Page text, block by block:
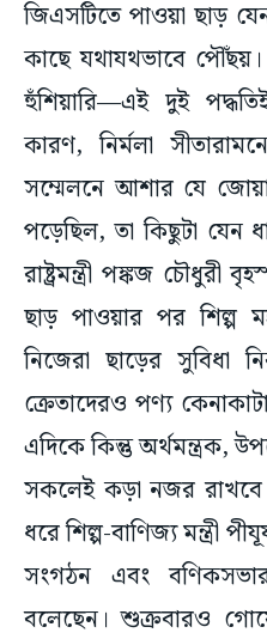
জিএসটিতে পাওয়া ছাড়
কাছে যথাযথভাবে
হুঁশিয়ারি—এই দুই
কারণ, নির্মলা
সম্মেলনে আশার যে
পড়েছিল, তা কিছুটা যেন
রাষ্ট্রমন্ত্রী পঙ্কজ চৌধুরী
ছাড় পাওয়ার পর শিল্প
নিজেরা ছাড়ের সুবিধা
ক্রেতাদেরও পণ্য
এদিকে কিন্তু অর্থমন্ত্রক,
সকলেই কড়া নজর
ধরে শিল্প-বাণিজ্য মন্ত্রী
সংগঠন এবং
বলেছেন। শুক্রবারও